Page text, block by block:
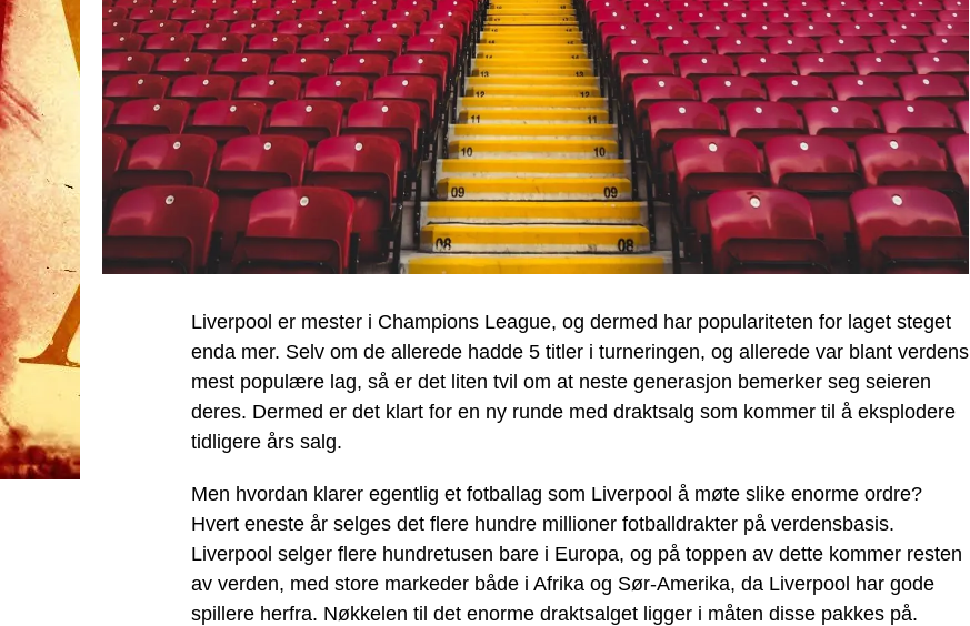
Liverpool er mester i Champions League, og dermed har populariteten for laget steget
enda mer. Selv om de allerede hadde 5 titler i turneringen, og allerede var blant verdens
mest populære lag, så er det liten tvil om at neste generasjon bemerker seg seieren
deres. Dermed er det klart for en ny runde med draktsalg som kommer til å eksplodere
tidligere års salg.
Men hvordan klarer egentlig et fotballag som Liverpool å møte slike enorme ordre?
Hvert eneste år selges det flere hundre millioner fotballdrakter på verdensbasis.
Liverpool selger flere hundretusen bare i Europa, og på toppen av dette kommer resten
av verden, med store markeder både i Afrika og Sør-Amerika, da Liverpool har gode
spillere herfra. Nøkkelen til det enorme draktsalget ligger i måten disse pakkes på.